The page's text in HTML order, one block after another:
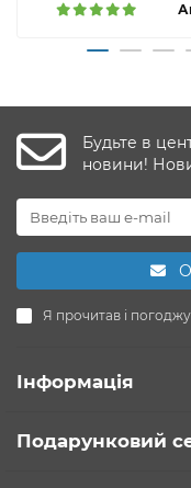
Будьте в
новини!
Я прочитав і
Інформація
Подарунковий